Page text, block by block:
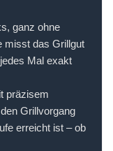
ganz ohne
misst das Grillgut
Mal exakt
präzisem
Grillvorgang
erreicht ist – ob